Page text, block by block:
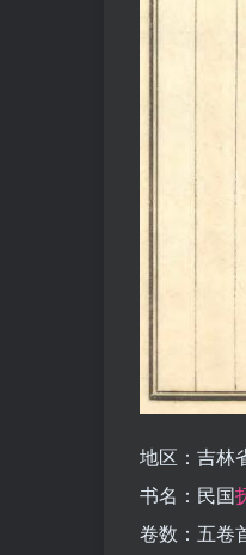
地区：吉林
书名：民国
卷数：五卷